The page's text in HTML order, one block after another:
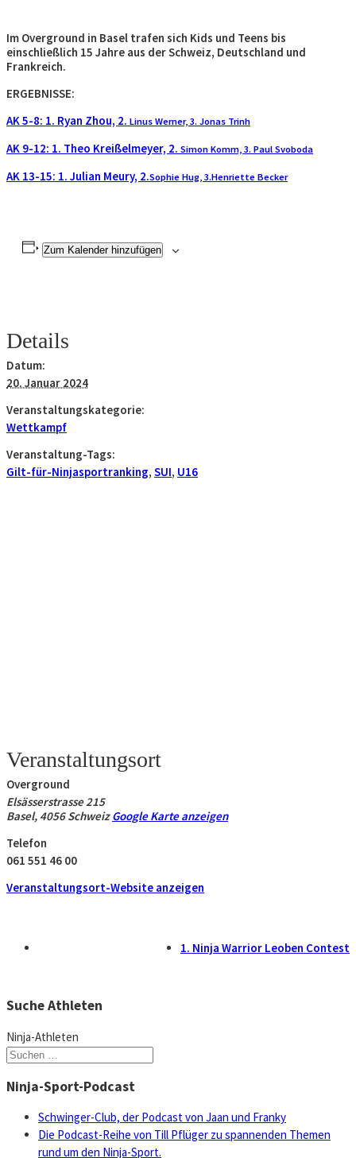
Im Overground in Basel trafen sich Kids und Teens bis
einschließlich 15 Jahre aus der Schweiz, Deutschland und
Frankreich.
ERGEBNISSE:
AK 5-8: 1. Ryan Zhou, 2. Linus Werner, 3. Jonas Trinh
AK 9-12: 1. Theo Kreißelmeyer, 2. Simon Komm, 3. Paul Svoboda
AK 13-15: 1. Julian Meury, 2.Sophie Hug, 3.Henriette Becker
Zum Kalender hinzufügen
Details
Datum:
20. Januar 2024
Veranstaltungskategorie:
Wettkampf
Veranstaltung-Tags:
Gilt-für-Ninjasportranking, SUI, U16
Veranstaltungsort
Overground
Elsässerstrasse 215
Basel, 4056 Schweiz Google Karte anzeigen
Telefon
061 551 46 00
Veranstaltungsort-Website anzeigen
1. Ninja Warrior Leoben Contest
Suche Athleten
Ninja-Athleten
Suchen
Ninja-Sport-Podcast
Schwinger-Club, der Podcast von Jaan und Franky
Die Podcast-Reihe von Till Pflüger zu spannenden Themen
rund um den Ninja-Sport.